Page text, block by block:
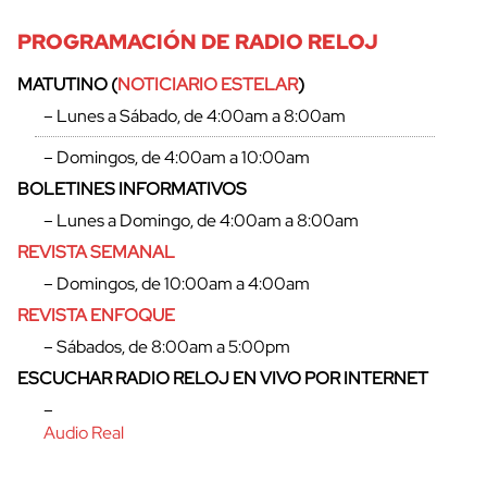
PROGRAMACIÓN DE RADIO RELOJ
MATUTINO (NOTICIARIO ESTELAR)
– Lunes a Sábado, de 4:00am a 8:00am
– Domingos, de 4:00am a 10:00am
BOLETINES INFORMATIVOS
– Lunes a Domingo, de 4:00am a 8:00am
REVISTA SEMANAL
– Domingos, de 10:00am a 4:00am
REVISTA ENFOQUE
– Sábados, de 8:00am a 5:00pm
ESCUCHAR RADIO RELOJ EN VIVO POR INTERNET
–
Audio Real